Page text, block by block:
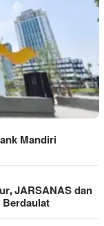
Mandiri
JARSANAS dan